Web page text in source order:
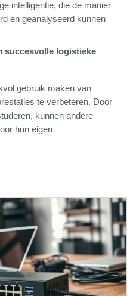
intelligentie, die de manier
en geanalyseerd kunnen
succesvolle logistieke
gebruik maken van
te verbeteren. Door
kunnen andere
hun eigen